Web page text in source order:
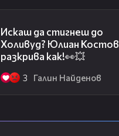
Искаш да стигнеш до
Холивуд? Юлиан Костов
разкрива как!👀💥
3 Галин Найденов